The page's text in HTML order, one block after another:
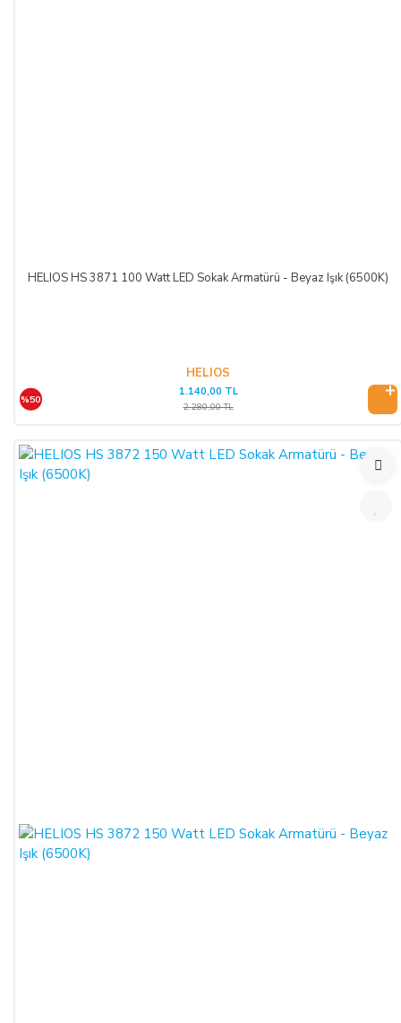
HELIOS HS 3871 100 Watt LED Sokak Armatürü - Beyaz Işık (6500K)
HELIOS
%50
1.140,00 TL
2.280,00 TL